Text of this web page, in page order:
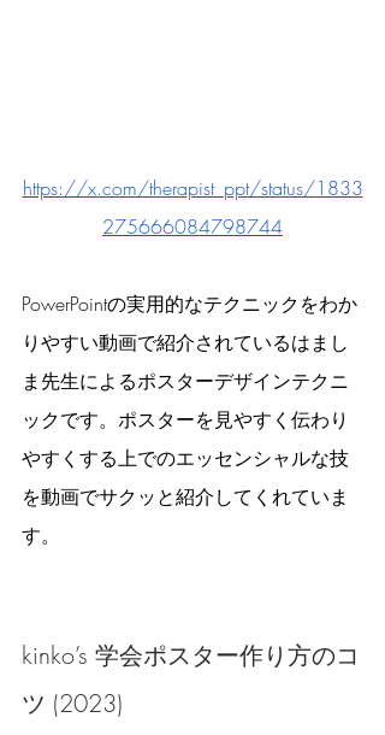
https://x.com/therapist_ppt/status/1833
275666084798744
PowerPointの実用的なテクニックをわか
りやすい動画で紹介されているはまし
ま先生によるポスターデザインテクニ
ックです。ポスターを見やすく伝わり
やすくする上でのエッセンシャルな技
を動画でサクッと紹介してくれていま
す。
kinko’s 学会ポスター作り方のコ
ツ (2023)